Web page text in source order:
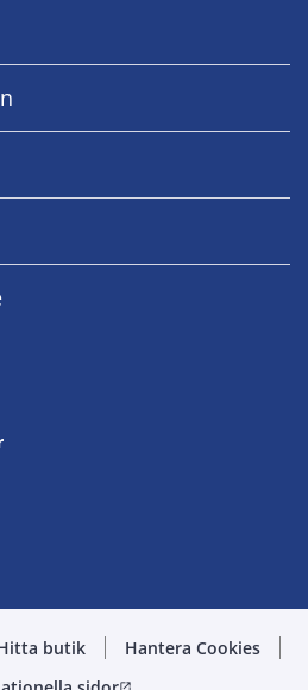
butik
Hantera Cookies
open_in_new